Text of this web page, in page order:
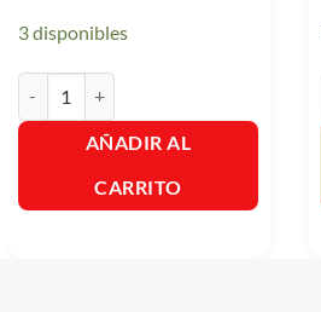
3 disponibles
AÑADIR AL
CARRITO